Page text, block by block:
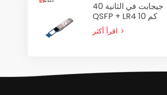
40 جيجابت في الثانية
QSFP + LR4 10 كم
جهاز الإرسال والاستقبال
البصري